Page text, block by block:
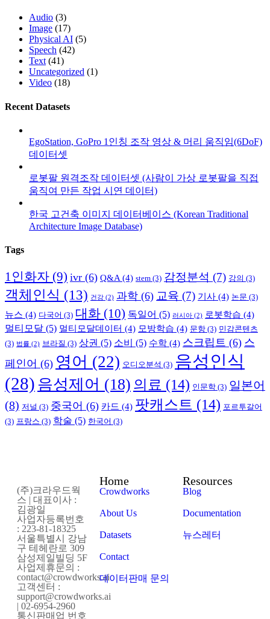
Audio (3)
Image (17)
Physical AI (5)
Speech (42)
Text (41)
Uncategorized (1)
Video (18)
Recent Datasets
EgoStation, GoPro 1인칭 조작 영상 & 머리 움직임(6DoF)
데이터셋
로봇팔 원격조작 데이터셋 (사람이 가상 로봇팔을 직접
움직여 만든 작업 시연 데이터)
한국 고건축 이미지 데이터베이스 (Korean Traditional
Architecture Image Database)
Tags
1인화자 (9) ivr (6) Q&A(4) stem (3) 감정분석 (7) 강의 (3)
객체인식 (13) 건강 (2) 과학 (6) 교육 (7) 기사 (4) 논문 (3)
뉴스 (4) 다국어 (3) 대화 (10) 독일어 (5) 러시아 (2) 로봇학습 (4)
멀티모달 (5) 멀티모달데이터 (4) 모방학습 (4) 문항 (3) 민감콘텐츠
(3) 법률 (2) 브라질 (3) 상권 (5) 소비 (5) 수학 (4) 스크립트 (6) 스
페인어 (6) 영어 (22) 오디오분석 (3) 음성인식
(28) 음성제어 (18) 의료 (14) 인문학 (3) 일본어
(8) 저널 (3) 중국어 (6) 카드 (4) 팟캐스트 (14) 포르투갈어
(3) 프랑스 (3) 학술 (5) 한국어 (3)
(주)크라우드웍
스 | 대표이사 :
김광일
사업자등록번호
: 223-81-18325
서울특별시 강남
구 테헤란로 309
삼성제일빌딩 5F
사업제휴문의 :
contact@crowdworks.ai
고객센터 :
support@crowdworks.ai
| 02-6954-2960
통신판매업 번호
Home
Crowdworks
About Us
Datasets
Contact
데이터판매 문의
Resources
Blog
Documentation
뉴스레터